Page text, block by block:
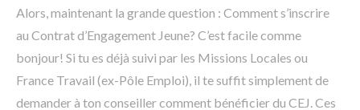
Alors, maintenant la grande question : Comment s’inscrire
au Contrat d’Engagement Jeune? C’est facile comme
bonjour! Si tu es déjà suivi par les Missions Locales ou
France Travail (ex-Pôle Emploi), il te suffit simplement de
demander à ton conseiller comment bénéficier du CEJ. Ces